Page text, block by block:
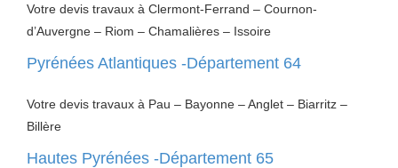
Votre devis travaux à Clermont-Ferrand – Cournon-
d’Auvergne – Riom – Chamalières – Issoire
Pyrénées Atlantiques -Département 64
Votre devis travaux à Pau – Bayonne – Anglet – Biarritz –
Billère
Hautes Pyrénées -Département 65